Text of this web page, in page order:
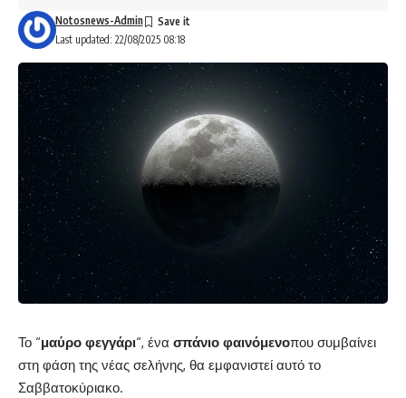
Last updated: 22/08/2025 08:18
Notosnews-Admin
Το “μαύρο φεγγάρι“, ένα σπάνιο φαινόμενοπου συμβαίνει
στη φάση της νέας σελήνης, θα εμφανιστεί αυτό το
Σαββατοκύριακο.